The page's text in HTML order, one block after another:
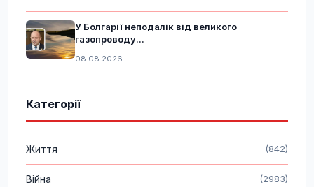
У Болгарії неподалік від великого
газопроводу...
08.08.2026
Категорії
Життя (842)
Війна (2983)